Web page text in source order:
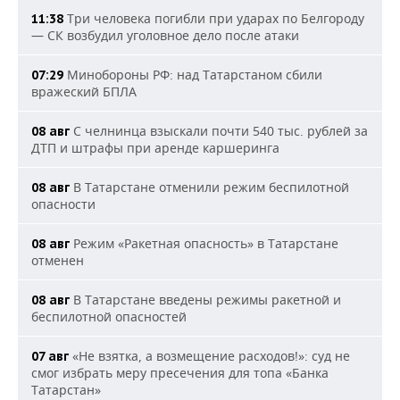
11:38 Три человека погибли при ударах по Белгороду
— СК возбудил уголовное дело после атаки
07:29 Минобороны РФ: над Татарстаном сбили
вражеский БПЛА
08 авг С челнинца взыскали почти 540 тыс. рублей за
ДТП и штрафы при аренде каршеринга
08 авг В Татарстане отменили режим беспилотной
опасности
08 авг Режим «Ракетная опасность» в Татарстане
отменен
08 авг В Татарстане введены режимы ракетной и
беспилотной опасностей
07 авг «Не взятка, а возмещение расходов!»: суд не
смог избрать меру пресечения для топа «Банка
Татарстан»